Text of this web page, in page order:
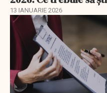
13 IANUARIE 2026